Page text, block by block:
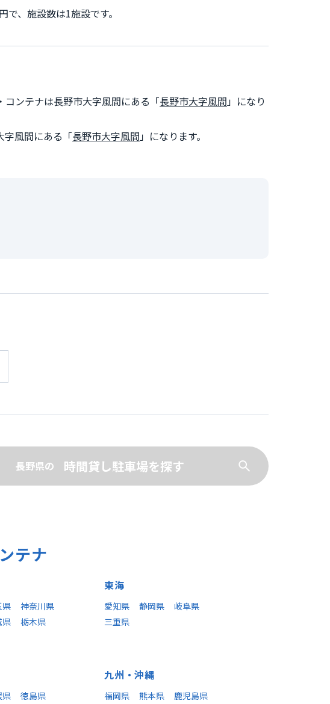
、施設数は1施設です。
コンテナは長野市大字風間にある「長野市大字風間 」になり
字風間にある「長野市大字風間 」になります。
長野県の 時間貸し駐車場を探す
テナ
県
神奈川県
県
栃木県
東海
愛知県 静岡県
岐阜県
三重県
県 徳島県
九州・沖縄
福岡県 熊本県 鹿児島県